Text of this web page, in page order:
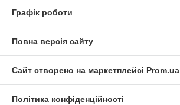
Графік роботи
Повна версія сайту
Сайт створено на маркетплейсі Prom.ua
Політика конфіденційності